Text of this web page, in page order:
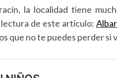
la localidad tiene
lectura de este artículo:
que no te puedes perder si